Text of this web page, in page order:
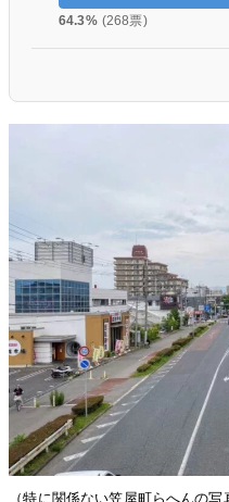
64.3% (268票)
（特に関係ない笠屋町らへんの写